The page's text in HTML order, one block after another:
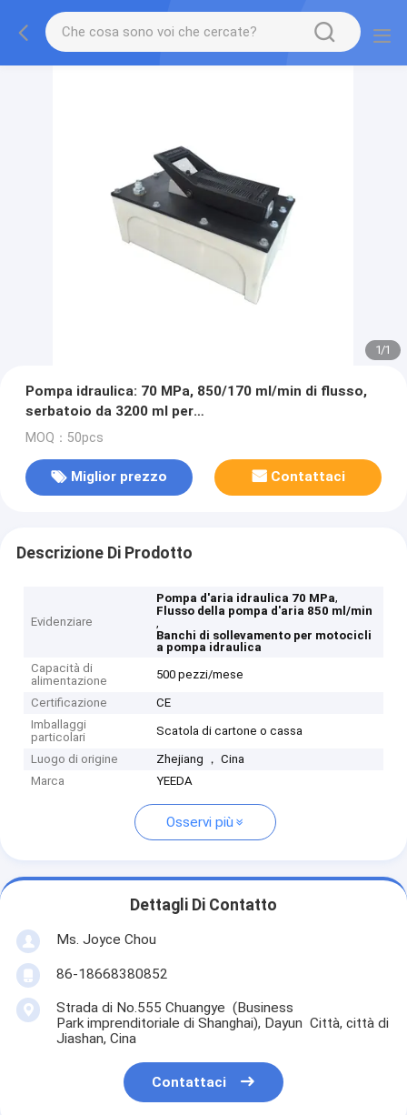
1/1
Pompa idraulica: 70 MPa, 850/170 ml/min di flusso,
serbatoio da 3200 ml per
ingegneria/assemblaggio/riparazione
MOQ：50pcs
Miglior prezzo Contattaci
Descrizione Di Prodotto
Evidenziare
Pompa d'aria idraulica 70 MPa,
Flusso della pompa d'aria 850 ml/min
,
Banchi di sollevamento per motocicli
a pompa idraulica
Capacità di
alimentazione
500 pezzi/mese
Certificazione
CE
Imballaggi
particolari
Scatola di cartone o cassa
Luogo di origine
Zhejiang ， Cina
Marca
YEEDA
Osservi più
Dettagli Di Contatto
Ms. Joyce Chou
86-18668380852
Strada di No.555 Chuangye (Business
Park imprenditoriale di Shanghai), Dayun Città, città di
Jiashan, Cina
Contattaci